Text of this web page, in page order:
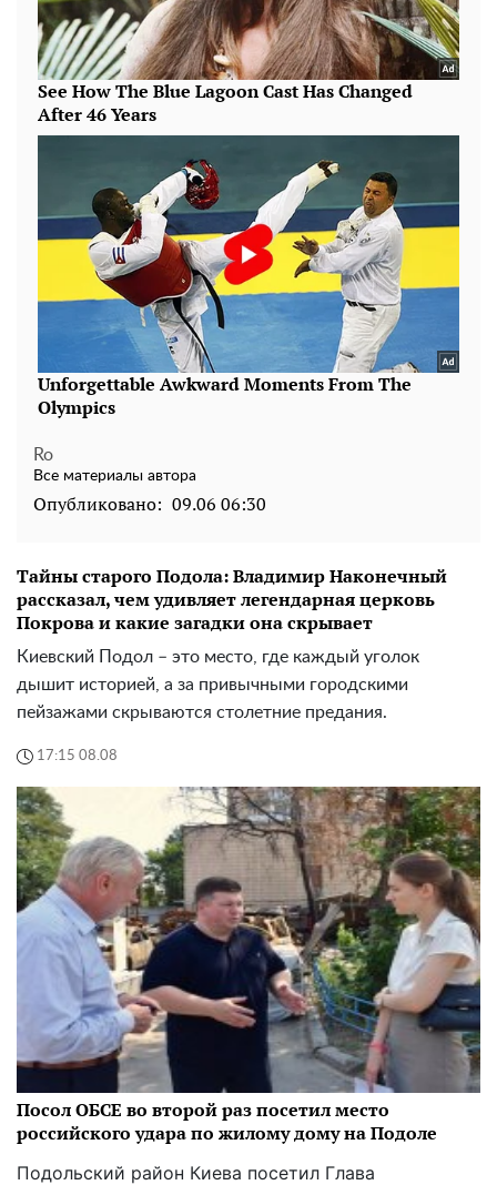
Ro
Все материалы автора
Опубликовано: 09.06 06:30
Тайны старого Подола: Владимир Наконечный
рассказал, чем удивляет легендарная церковь
Покрова и какие загадки она скрывает
Киевский Подол – это место, где каждый уголок
дышит историей, а за привычными городскими
пейзажами скрываются столетние предания.
17:15 08.08
Посол ОБСЕ во второй раз посетил место
российского удара по жилому дому на Подоле
Подольский район Киева посетил Глава